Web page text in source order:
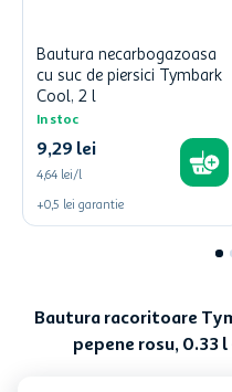
Bautura necarbogazoasa
cu suc de piersici Tymbark
Cool, 2 l
In stoc
9,29 lei
4,64 lei/l
+0,5 lei garantie
Bautura racoritoare
pepene rosu, 0.33